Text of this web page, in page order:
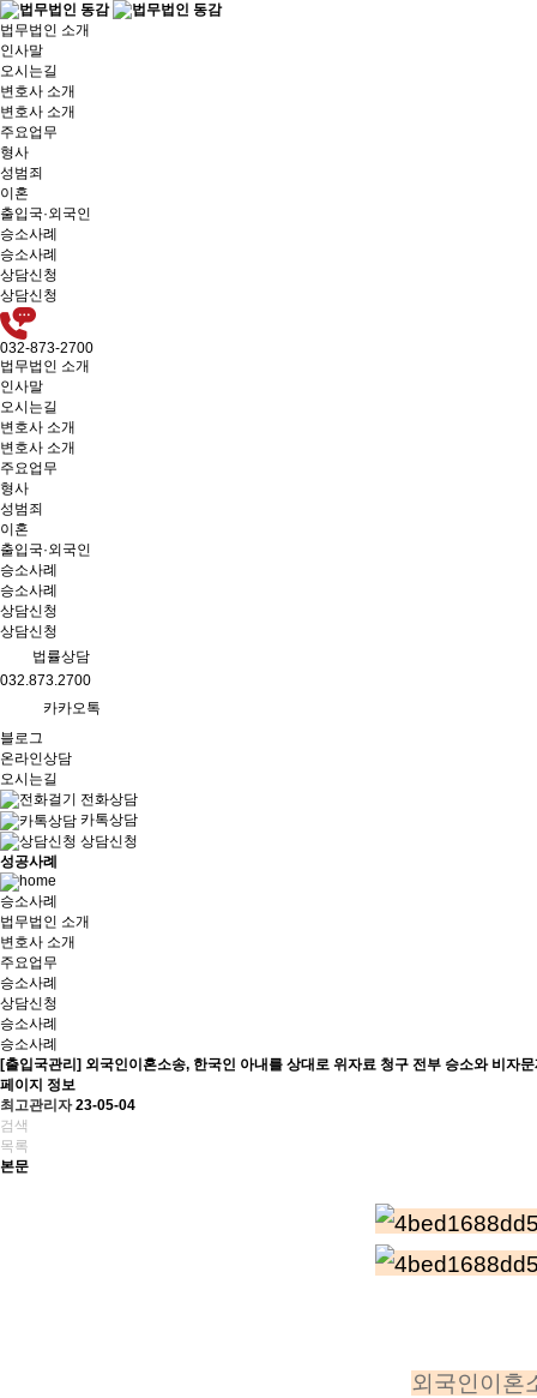
법무법인 소개
인사말
오시는길
변호사 소개
변호사 소개
주요업무
형사
성범죄
이혼
출입국·외국인
승소사례
승소사례
상담신청
상담신청
032-873-2700
법무법인 소개
인사말
오시는길
변호사 소개
변호사 소개
주요업무
형사
성범죄
이혼
출입국·외국인
승소사례
승소사례
상담신청
상담신청
법률상담
032.873.2700
카카오톡
블로그
온라인상담
오시는길
전화상담
카톡상담
상담신청
성공사례
승소사례
법무법인 소개
변호사 소개
주요업무
승소사례
상담신청
승소사례
승소사례
[출입국관리] 외국인이혼소송, 한국인 아내를 상대로 위자료 청구 전부 승소와 비자
페이지 정보
최고관리자 23-05-04
검색
목록
본문
외국인이혼